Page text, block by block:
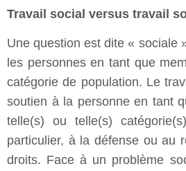
Travail social versus travail
Une question est dite « sociale
les personnes en tant que
catégorie de population. Le
soutien à la personne en tant
telle(s) ou telle(s)
particulier, à la défense ou au
droits. Face à un problème